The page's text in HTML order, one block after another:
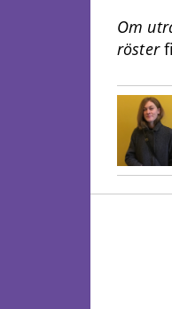
Om
röster